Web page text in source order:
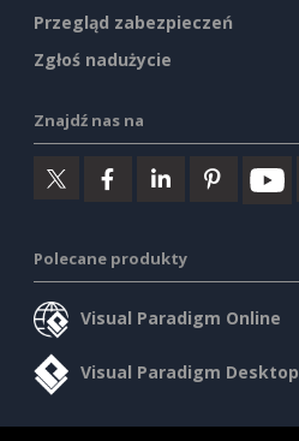
Przegląd zabezpieczeń
Zgłoś nadużycie
Znajdź nas na
Polecane produkty
Visual Paradigm Online
Visual Paradigm Desktop